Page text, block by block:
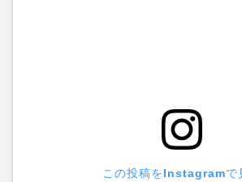
この投稿をInstagramで